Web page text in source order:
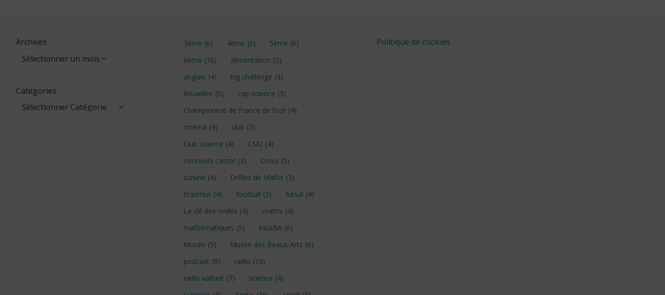
Archives
Catégories
3ème (6) 4ème (6) 5ème (6)
6ème (18) alimentation (3)
anglais (4) big challenge (3)
Bruxelles (5) cap-science (3)
Championnat de France de foot (4)
cinéma (4) club (7)
Club science (4) CM2 (4)
concours castor (3) Cross (5)
cuisine (4) Drôles de Maths (3)
Erasmus (4) football (3) futsal (4)
La clé des ondes (4) maths (4)
mathématiques (5) MusBA (6)
Musée (5) Musée des Beaux-Arts (6)
podcast (8) radio (10)
radio vaillant (7) science (4)
Politique de cookies